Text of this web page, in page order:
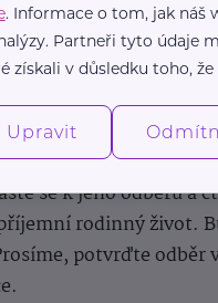
podpora pro rodiče i
se k jeho odběru a
rodinný život.
potvrďte odběr
. Informace o tom, jak náš
Partneři tyto údaje
získali v důsledku toho,
Upravit